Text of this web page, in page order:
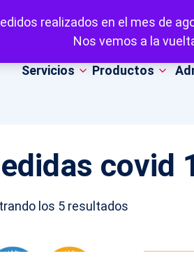
realizados en el mes de
Nos vemos a la
Servicios Productos
covid
los 5 resultados